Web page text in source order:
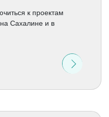
к проектам
Сахалине и в